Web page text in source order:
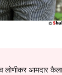
लोणीकर आमदार